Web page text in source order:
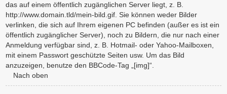
das auf einem öffentlich zugänglichen Server liegt, z. B.
http://www.domain.tld/mein-bild.gif. Sie können weder Bilder
verlinken, die sich auf Ihrem eigenen PC befinden (außer es ist ein
öffentlich zugänglicher Server), noch zu Bildern, die nur nach einer
Anmeldung verfügbar sind, z. B. Hotmail- oder Yahoo-Mailboxen,
mit einem Passwort geschützte Seiten usw. Um das Bild
anzuzeigen, benutze den BBCode-Tag „[img]“.
Nach oben